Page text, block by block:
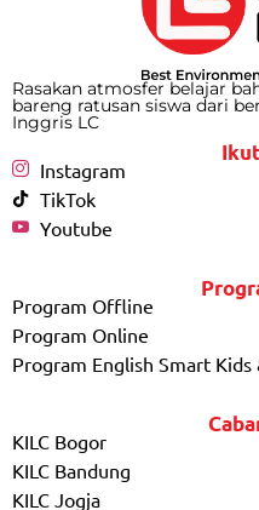
Rasakan atmosfer belajar
bareng ratusan siswa dari
Inggris LC
Instagram
TikTok
Youtube
Program Offline
Program Online
Program English Smart Kids
KILC Bogor
KILC Bandung
KILC Jogja